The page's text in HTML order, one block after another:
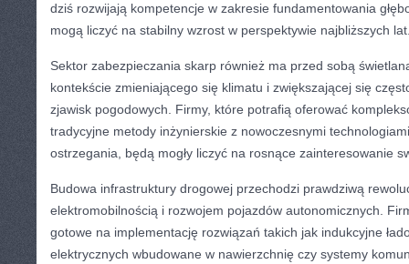
dziś rozwijają kompetencje w zakresie fundamentowania
mogą liczyć na stabilny wzrost w perspektywie najbliższych
Sektor zabezpieczania skarp również ma przed sobą
kontekście zmieniającego się klimatu i zwiększającej się
zjawisk pogodowych. Firmy, które potrafią oferować
tradycyjne metody inżynierskie z nowoczesnymi
ostrzegania, będą mogły liczyć na rosnące zainteresowanie
Budowa infrastruktury drogowej przechodzi prawdziwą
elektromobilnością i rozwojem pojazdów autonomicznych.
gotowe na implementację rozwiązań takich jak indukcyjne
elektrycznych wbudowane w nawierzchnię czy systemy